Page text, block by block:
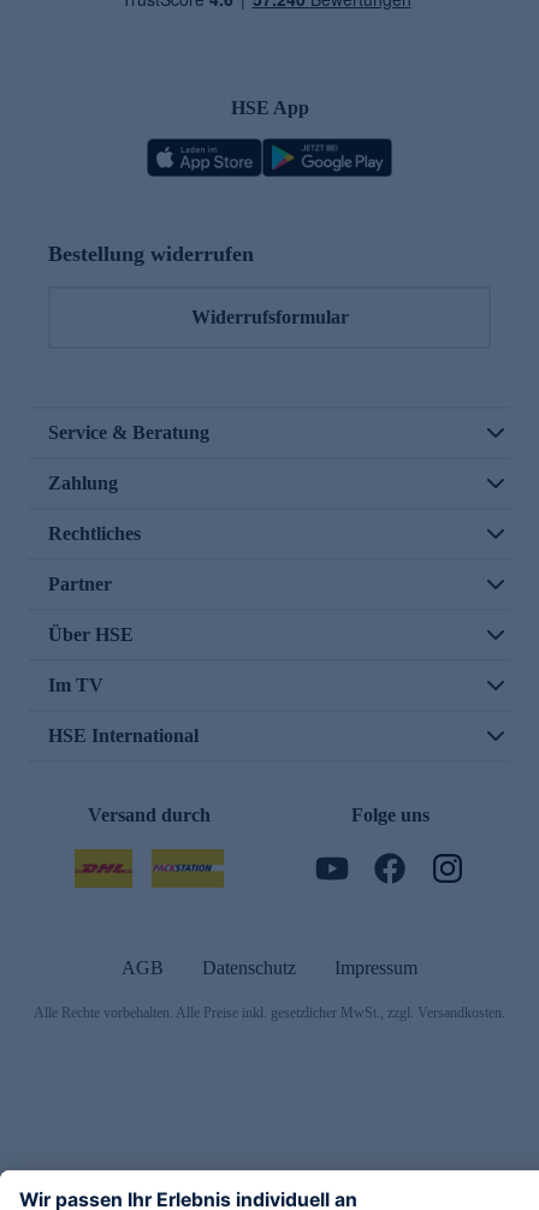
HSE App
Bestellung widerrufen
Widerrufsformular
Service & Beratung
Zahlung
Rechtliches
Partner
Über HSE
Im TV
HSE International
Versand durch Folge uns
AGB Datenschutz Impressum
Alle Rechte vorbehalten. Alle Preise inkl. gesetzlicher MwSt., zzgl. Versandkosten.